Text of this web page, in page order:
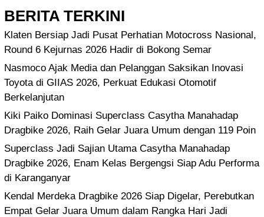
BERITA TERKINI
Klaten Bersiap Jadi Pusat Perhatian Motocross Nasional,
Round 6 Kejurnas 2026 Hadir di Bokong Semar
Nasmoco Ajak Media dan Pelanggan Saksikan Inovasi
Toyota di GIIAS 2026, Perkuat Edukasi Otomotif
Berkelanjutan
Kiki Paiko Dominasi Superclass Casytha Manahadap
Dragbike 2026, Raih Gelar Juara Umum dengan 119 Poin
Superclass Jadi Sajian Utama Casytha Manahadap
Dragbike 2026, Enam Kelas Bergengsi Siap Adu Performa
di Karanganyar
Kendal Merdeka Dragbike 2026 Siap Digelar, Perebutkan
Empat Gelar Juara Umum dalam Rangka Hari Jadi